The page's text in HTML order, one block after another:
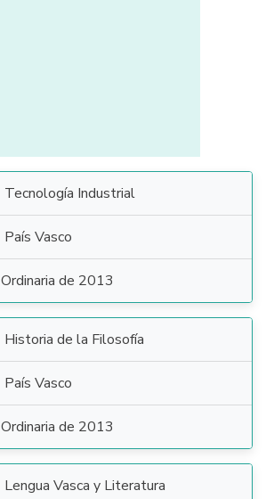
Tecnología Industrial
País Vasco
Ordinaria de 2013
Historia de la Filosofía
País Vasco
Ordinaria de 2013
Lengua Vasca y Literatura